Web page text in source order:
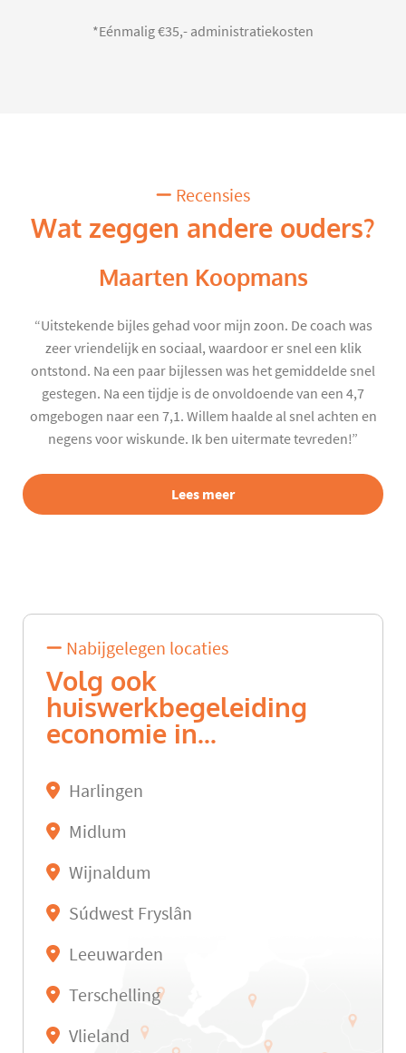
*Eénmalig €35,- administratiekosten
Recensies
Wat zeggen andere ouders?
Maarten Koopmans
“Uitstekende bijles gehad voor mijn zoon. De coach was
zeer vriendelijk en sociaal, waardoor er snel een klik
ontstond. Na een paar bijlessen was het gemiddelde snel
gestegen. Na een tijdje is de onvoldoende van een 4,7
omgebogen naar een 7,1. Willem haalde al snel achten en
negens voor wiskunde. Ik ben uitermate tevreden!”
Lees meer
Nabijgelegen locaties
Volg ook
huiswerkbegeleiding
economie in...
Harlingen
Midlum
Wijnaldum
Súdwest Fryslân
Leeuwarden
Terschelling
Vlieland